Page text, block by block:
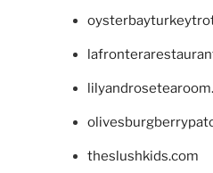
theslushkids.com